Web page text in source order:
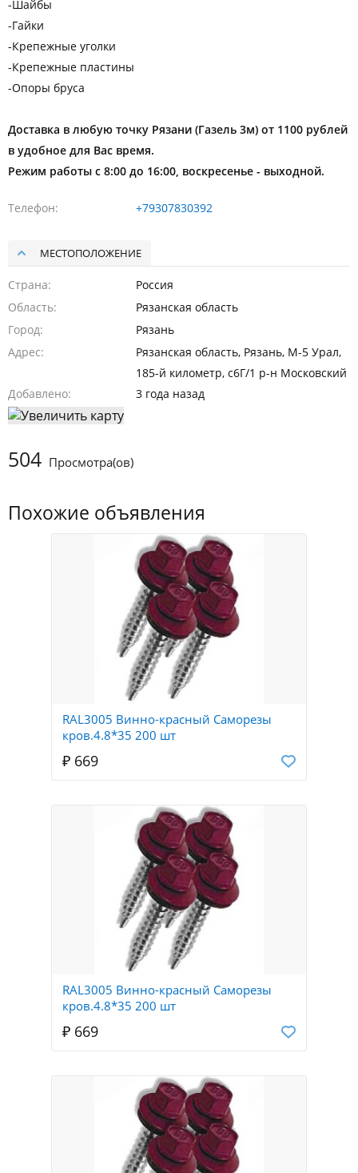
Похожие объявления
RAL3005 Винно-красный Саморезы
кров.4.8*35 200 шт
₽ 669
RAL3005 Винно-красный Саморезы
кров.4.8*35 200 шт
₽ 669
-Шайбы
-Гайки
-Крепежные уголки
-Крепежные пластины
-Опоры бруса
Доставка в любую точку Рязани (Газель 3м) от 1100 рублей
в удобное для Вас время.
Режим работы с 8:00 до 16:00, воскресенье - выходной.
Телефон +79307830392
МЕСТОПОЛОЖЕНИЕ
Страна
Россия
Область
Рязанская область
Город
Рязань
Адрес
Рязанская область, Рязань, М-5 Урал,
185-й километр, с6Г/1 р-н Московский
Добавлено
3 года назад
504 Просмотра(ов)